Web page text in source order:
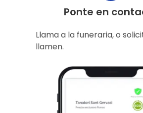
Ponte en
Llama a la funeraria, o
llamen.